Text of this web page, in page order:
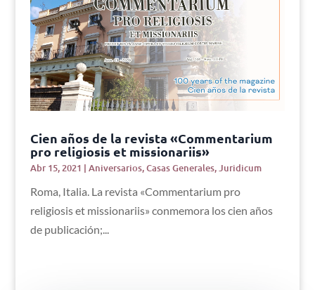
Cien años de la revista «Commentarium
pro religiosis et missionariis»
Abr 15, 2021 | Aniversarios,Casas Generales,Juridicum
Roma, Italia. La revista «Commentarium pro
religiosis et missionariis» conmemora los cien años
de publicación;...